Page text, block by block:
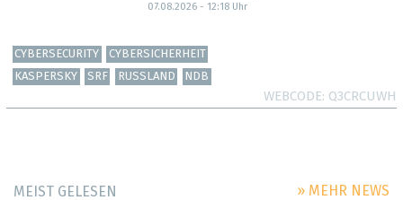
07.08.2026 - 12:18Uhr
CYBERSECURITY
CYBERSICHERHEIT
KASPERSKY
SRF RUSSLAND NDB
WEBCODE Q3CRCUWH
MEIST GELESEN » MEHR NEWS